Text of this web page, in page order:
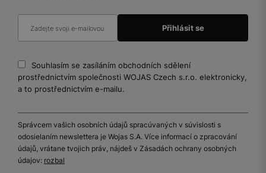
Souhlasím se zasíláním obchodních sdělení
prostřednictvím společnosti WOJAS Czech s.r.o. elektronicky,
a to prostřednictvím e-mailu.
Správcem vašich osobních údajů spracúvaných v súvislosti s
odosielaním newslettera je Wojas S.A. Více informací o zpracování
údajů, vrátane tvojich práv, nájdeš v Zásadách ochrany osobných
údajov: rozbal